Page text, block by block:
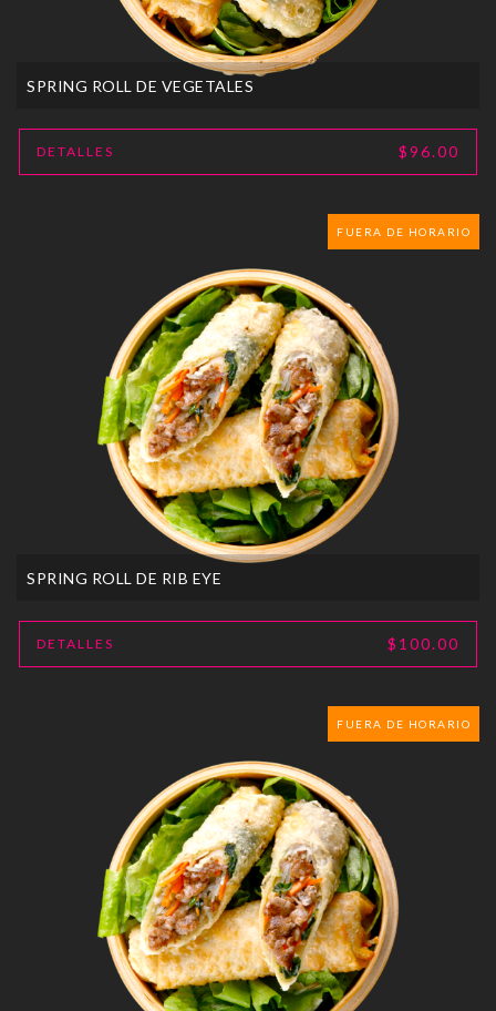
SPRING ROLL DE VEGETALES
DETALLES $96.00
FUERA DE HORARIO
SPRING ROLL DE RIB EYE
DETALLES $100.00
FUERA DE HORARIO